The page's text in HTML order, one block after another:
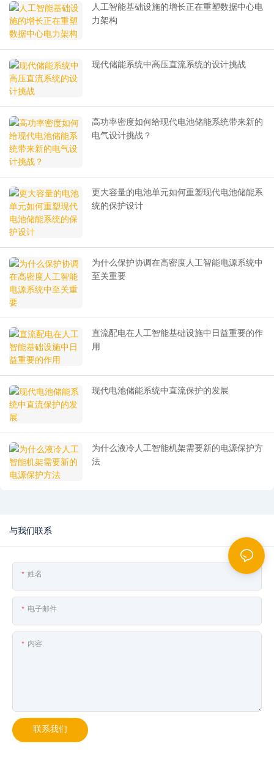
人工智能基础设施的增长正在重塑数据中心电
力架构
现代储能系统中高压直流系统的设计挑战
高功率密度如何给现代电池储能系统带来新的
电气设计挑战？
更大容量的电池单元如何重塑现代电池储能系
统的保护设计
为什么保护协调在高密度人工智能电源系统中
至关重要
直流配电在人工智能基础设施中日益重要的作
用
现代电池储能系统中直流保护的发展
为什么液冷人工智能机架需要新的电源保护方
法
与我们联系
姓名
电子邮件
内容
联系我们